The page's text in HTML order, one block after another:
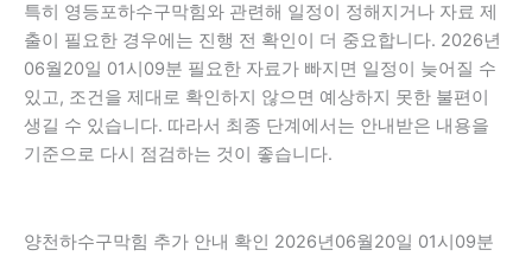
특히 영등포하수구막힘와 관련해 일정이 정해지거나 자료 제
출이 필요한 경우에는 진행 전 확인이 더 중요합니다. 2026년
06월20일 01시09분 필요한 자료가 빠지면 일정이 늦어질 수
있고, 조건을 제대로 확인하지 않으면 예상하지 못한 불편이
생길 수 있습니다. 따라서 최종 단계에서는 안내받은 내용을
기준으로 다시 점검하는 것이 좋습니다.
양천하수구막힘 추가 안내 확인 2026년06월20일 01시09분